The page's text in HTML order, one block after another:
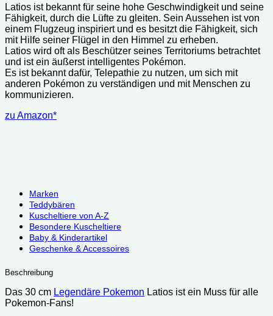
Latios ist bekannt für seine hohe Geschwindigkeit und seine
Fähigkeit, durch die Lüfte zu gleiten. Sein Aussehen ist von
einem Flugzeug inspiriert und es besitzt die Fähigkeit, sich
mit Hilfe seiner Flügel in den Himmel zu erheben.
Latios wird oft als Beschützer seines Territoriums betrachtet
und ist ein äußerst intelligentes Pokémon.
Es ist bekannt dafür, Telepathie zu nutzen, um sich mit
anderen Pokémon zu verständigen und mit Menschen zu
kommunizieren.
zu Amazon*
Marken
Teddybären
Kuscheltiere von A-Z
Besondere Kuscheltiere
Baby & Kinderartikel
Geschenke & Accessoires
Beschreibung
Das 30 cm Legendäre Pokemon Latios ist ein Muss für alle
Pokemon-Fans!